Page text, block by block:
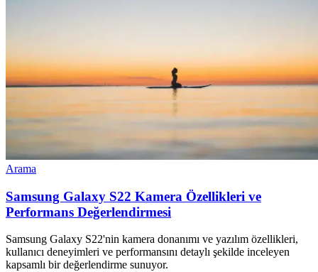
Arama
Samsung Galaxy S22 Kamera Özellikleri ve
Performans Değerlendirmesi
Samsung Galaxy S22'nin kamera donanımı ve yazılım özellikleri,
kullanıcı deneyimleri ve performansını detaylı şekilde inceleyen
kapsamlı bir değerlendirme sunuyor.